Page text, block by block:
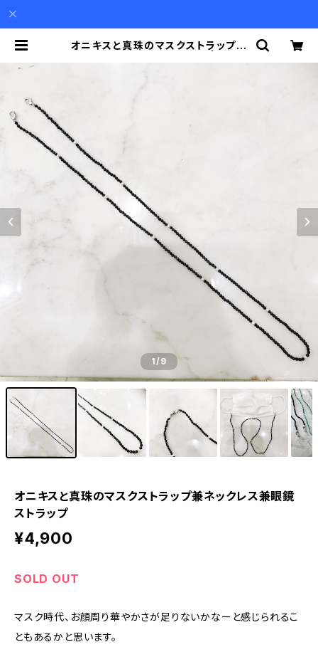
オニキスと真珠のマスクストラップ兼
1/9
オニキスと真珠のマスクストラップ兼ネックレス兼眼鏡
ストラップ
¥4,900
SOLD OUT
マスク時代、お顔周り華やかさが足りないかなーと感じられるこ
ともあるかと思います。